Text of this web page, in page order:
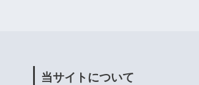
当サイトについて